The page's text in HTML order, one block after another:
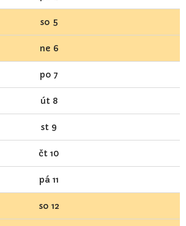
so 5
ne 6
po 7
út 8
st 9
čt 10
pá 11
so 12